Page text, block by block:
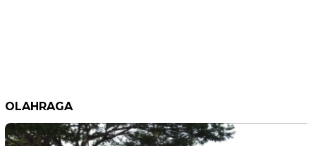
OLAHRAGA